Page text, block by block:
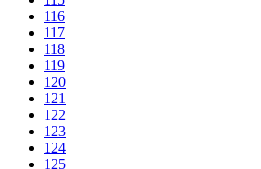
116
117
118
119
120
121
122
123
124
125